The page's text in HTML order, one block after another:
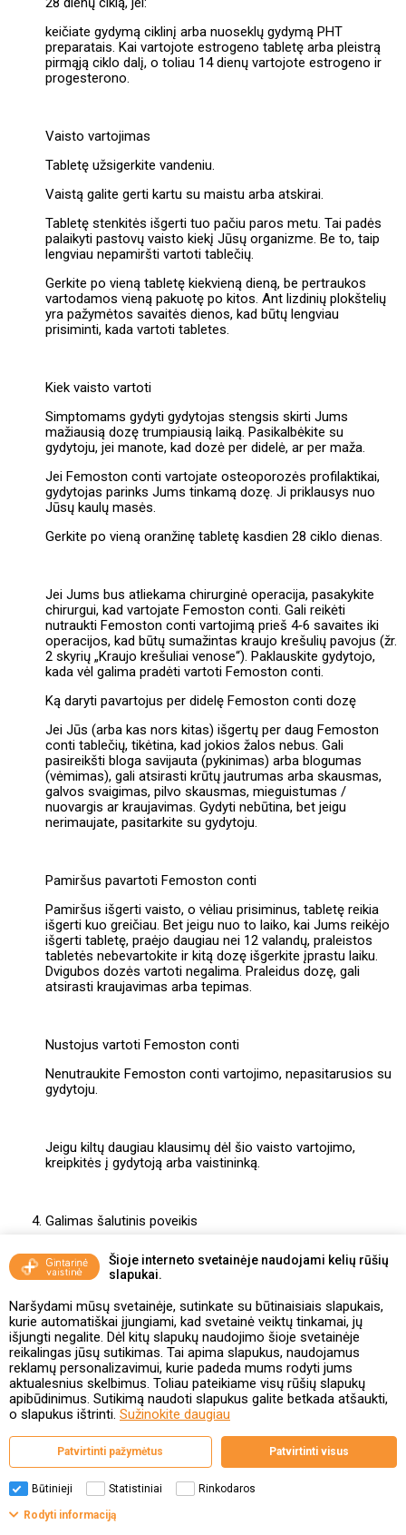
Šioje interneto svetainėje naudojami kelių rūšių
slapukai.
Naršydami mūsų svetainėje, sutinkate su būtinaisiais slapukais,
kurie automatiškai įjungiami, kad svetainė veiktų tinkamai, jų
išjungti negalite. Dėl kitų slapukų naudojimo šioje svetainėje
reikalingas jūsų sutikimas. Tai apima slapukus, naudojamus
reklamų personalizavimui, kurie padeda mums rodyti jums
aktualesnius skelbimus. Toliau pateikiame visų rūšių slapukų
apibūdinimus. Sutikimą naudoti slapukus galite betkada atšaukti,
o slapukus ištrinti. Sužinokite daugiau
Patvirtinti pažymėtus Patvirtinti visus
Būtinieji Statistiniai Rinkodaros
Rodyti informaciją
keičiate gydymą ciklinį arba nuoseklų gydymą PHT
preparatais. Kai vartojote estrogeno tabletę arba pleistrą
pirmąją ciklo dalį, o toliau 14 dienų vartojote estrogeno ir
progesterono.
Vaisto vartojimas
Tabletę užsigerkite vandeniu.
Vaistą galite gerti kartu su maistu arba atskirai.
Tabletę stenkitės išgerti tuo pačiu paros metu. Tai padės
palaikyti pastovų vaisto kiekį Jūsų organizme. Be to, taip
lengviau nepamiršti vartoti tablečių.
Gerkite po vieną tabletę kiekvieną dieną, be pertraukos
vartodamos vieną pakuotę po kitos. Ant lizdinių plokštelių
yra pažymėtos savaitės dienos, kad būtų lengviau
prisiminti, kada vartoti tabletes.
Kiek vaisto vartoti
Simptomams gydyti gydytojas stengsis skirti Jums
mažiausią dozę trumpiausią laiką. Pasikalbėkite su
gydytoju, jei manote, kad dozė per didelė, ar per maža.
Jei Femoston conti vartojate osteoporozės profilaktikai,
gydytojas parinks Jums tinkamą dozę. Ji priklausys nuo
Jūsų kaulų masės.
Gerkite po vieną oranžinę tabletę kasdien 28 ciklo dienas.
Jei Jums bus atliekama chirurginė operacija, pasakykite
chirurgui, kad vartojate Femoston conti. Gali reikėti
nutraukti Femoston conti vartojimą prieš 4‑6 savaites iki
operacijos, kad būtų sumažintas kraujo krešulių pavojus (žr.
2 skyrių „Kraujo krešuliai venose“). Paklauskite gydytojo,
kada vėl galima pradėti vartoti Femoston conti.
Ką daryti pavartojus per didelę Femoston conti dozę
Jei Jūs (arba kas nors kitas) išgertų per daug Femoston
conti tablečių, tikėtina, kad jokios žalos nebus. Gali
pasireikšti bloga savijauta (pykinimas) arba blogumas
(vėmimas), gali atsirasti krūtų jautrumas arba skausmas,
galvos svaigimas, pilvo skausmas, mieguistumas /
nuovargis ar kraujavimas. Gydyti nebūtina, bet jeigu
nerimaujate, pasitarkite su gydytoju.
Pamiršus pavartoti Femoston conti
Pamiršus išgerti vaisto, o vėliau prisiminus, tabletę reikia
išgerti kuo greičiau. Bet jeigu nuo to laiko, kai Jums reikėjo
išgerti tabletę, praėjo daugiau nei 12 valandų, praleistos
tabletės nebevartokite ir kitą dozę išgerkite įprastu laiku.
Dvigubos dozės vartoti negalima. Praleidus dozę, gali
atsirasti kraujavimas arba tepimas.
Nustojus vartoti Femoston conti
Nenutraukite Femoston conti vartojimo, nepasitarusios su
gydytoju.
Jeigu kiltų daugiau klausimų dėl šio vaisto vartojimo,
kreipkitės į gydytoją arba vaistininką.
Galimas šalutinis poveikis
Šis vaistas, kaip ir visi kiti, gali sukelti šalutinį poveikį, nors
jis pasireiškia ne visiems žmonėms.
Yra duomenų, kad toliau išvardytos ligos dažniau
pasireiškia moterims, vartojančioms PHT, nei toms, kurios
PHT nevartoja:
krūties vėžys;
perteklinis gimdos gleivinės išvešėjimas ar gimdos
kiaušidžių vėžys;
kraujo krešuliai kojų ar plaučių venose (venų
tromboembolija);